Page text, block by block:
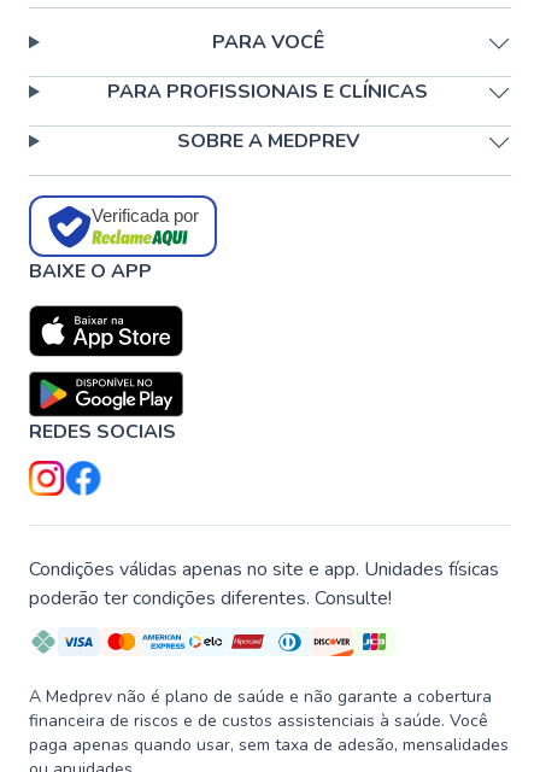
PARA VOCÊ
PARA PROFISSIONAIS E CLÍNICAS
SOBRE A MEDPREV
Verificada por
BAIXE O APP
REDES SOCIAIS
Condições válidas apenas no site e app. Unidades físicas
poderão ter condições diferentes. Consulte!
A Medprev não é plano de saúde e não garante a cobertura
financeira de riscos e de custos assistenciais à saúde. Você
paga apenas quando usar, sem taxa de adesão, mensalidades